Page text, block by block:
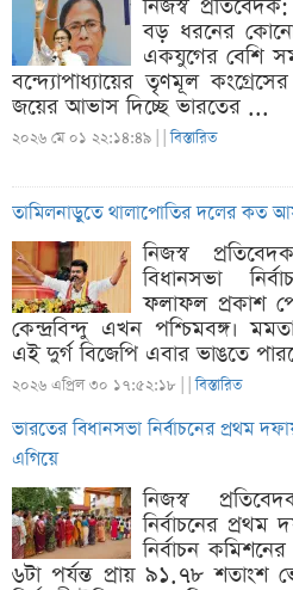
নিজস্ব
বড় ধরনের কোনো
একযুগের বেশি
বন্দ্যোপাধ্যায়ের তৃণমূল
জয়ের আভাস দিচ্ছে ভারতের ...
২০২৬ মে ০১ ২২:১৪:৪৯ | |বিস্তারিত
তামিলনাড়ুতে থালাপোতির দলের কত
নিজস্ব
বিধানসভা
ফলাফল প্রকাশ
কেন্দ্রবিন্দু এখন পশ্চিমবঙ্গ।
এই দুর্গ বিজেপি এবার ভাঙতে
২০২৬ এপ্রিল ৩০ ১৭:৫২:১৮ | |বিস্তারিত
ভারতের বিধানসভা নির্বাচনের প্রথম
এগিয়ে
নিজস্ব
নির্বাচনের প্রথম
নির্বাচন
৬টা পর্যন্ত প্রায় ৯১.৭৮ শতাংশ